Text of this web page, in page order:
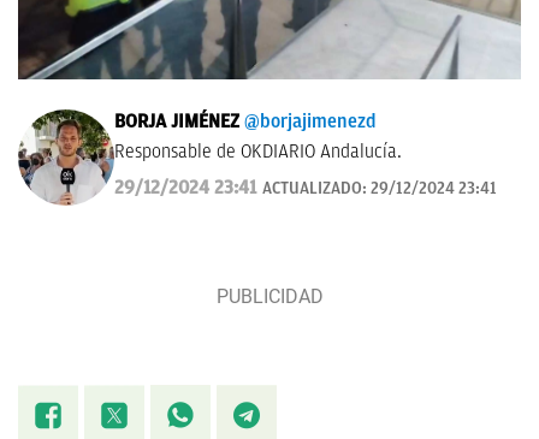
BORJA JIMÉNEZ @borjajimenezd
Responsable de OKDIARIO Andalucía.
29/12/2024 23:41 ACTUALIZADO: 29/12/2024 23:41